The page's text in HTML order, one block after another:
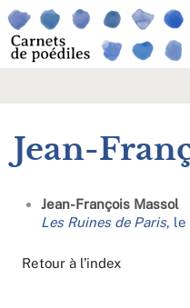
Jean-
Jean-François Massol
Les Ruines de Paris, le
Retour à l’index